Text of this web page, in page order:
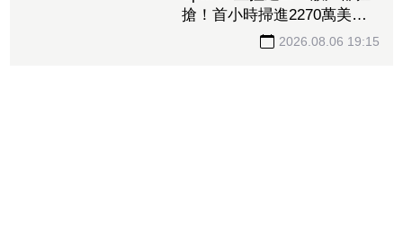
SpaceX重挫近13%散戶卻狂
搶！首小時掃進2270萬美